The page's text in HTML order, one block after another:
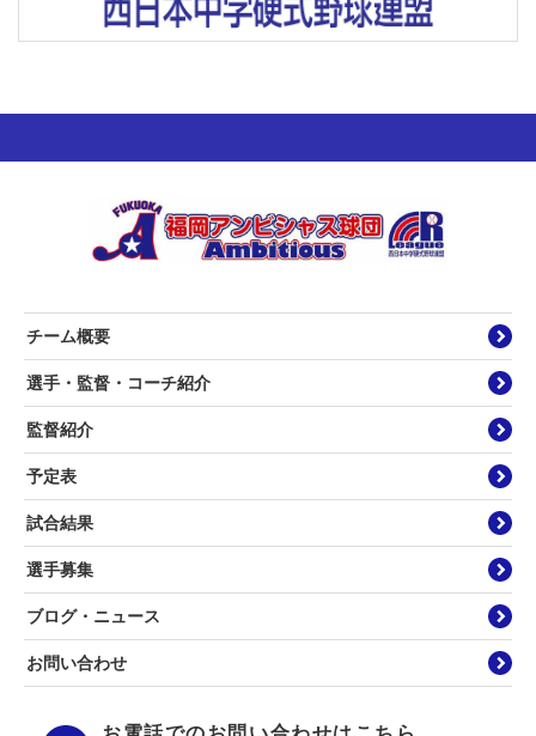
チーム概要
選手・監督・コーチ紹介
監督紹介
予定表
試合結果
選手募集
ブログ・ニュース
お問い合わせ